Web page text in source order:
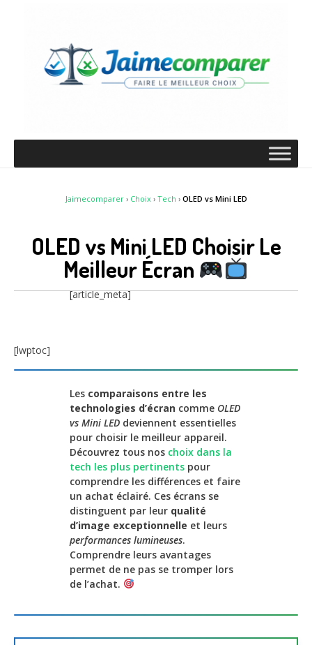
Jaimecomparer› Choix› Tech › OLED vs Mini LED
OLED vs Mini LED Choisir Le
Meilleur Écran
[article_meta]
[lwptoc]
Les comparaisons entre les
technologies d’écran comme OLED
vs Mini LED deviennent essentielles
pour choisir le meilleur appareil.
Découvrez tous nos choix dans la
tech les plus pertinents pour
comprendre les différences et faire
un achat éclairé. Ces écrans se
distinguent par leur qualité
d’image exceptionnelle et leurs
performances lumineuses.
Comprendre leurs avantages
permet de ne pas se tromper lors
de l’achat.